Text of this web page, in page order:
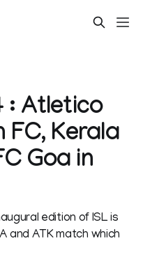
: Atletico
FC, Kerala
Goa in
edition of ISL is
and ATK match which